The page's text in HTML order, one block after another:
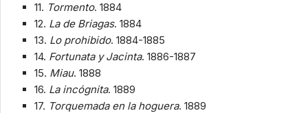
11. Tormento. 1884
12. La de Briagas. 1884
13. Lo prohibido. 1884-1885
14. Fortunata y Jacinta. 1886-1887
15. Miau. 1888
16. La incógnita. 1889
17. Torquemada en la hoguera. 1889